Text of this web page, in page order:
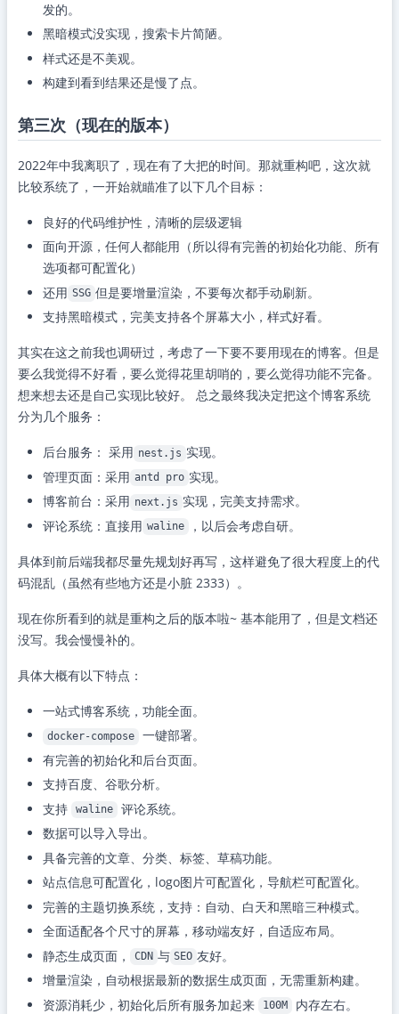
发的。
黑暗模式没实现，搜索卡片简陋。
样式还是不美观。
构建到看到结果还是慢了点。
第三次（现在的版本）
2022年中我离职了，现在有了大把的时间。那就重构吧，这次就
比较系统了，一开始就瞄准了以下几个目标：
良好的代码维护性，清晰的层级逻辑
面向开源，任何人都能用（所以得有完善的初始化功能、所有
选项都可配置化）
还用 SSG 但是要增量渲染，不要每次都手动刷新。
支持黑暗模式，完美支持各个屏幕大小，样式好看。
其实在这之前我也调研过，考虑了一下要不要用现在的博客。但是
要么我觉得不好看，要么觉得花里胡哨的，要么觉得功能不完备。
想来想去还是自己实现比较好。 总之最终我决定把这个博客系统
分为几个服务：
后台服务： 采用 nest.js 实现。
管理页面：采用 antd pro 实现。
博客前台：采用 next.js 实现，完美支持需求。
评论系统：直接用 waline ，以后会考虑自研。
具体到前后端我都尽量先规划好再写，这样避免了很大程度上的代
码混乱（虽然有些地方还是小脏 2333）。
现在你所看到的就是重构之后的版本啦~ 基本能用了，但是文档还
没写。我会慢慢补的。
具体大概有以下特点：
一站式博客系统，功能全面。
docker-compose
一键部署。
有完善的初始化和后台页面。
支持百度、谷歌分析。
支持
waline
评论系统。
数据可以导入导出。
具备完善的文章、分类、标签、草稿功能。
站点信息可配置化，logo图片可配置化，导航栏可配置化。
完善的主题切换系统，支持：自动、白天和黑暗三种模式。
全面适配各个尺寸的屏幕，移动端友好，自适应布局。
静态生成页面，
CDN 与 SEO 友好。
增量渲染，自动根据最新的数据生成页面，无需重新构建。
资源消耗少，初始化后所有服务加起来
100M
内存左右。